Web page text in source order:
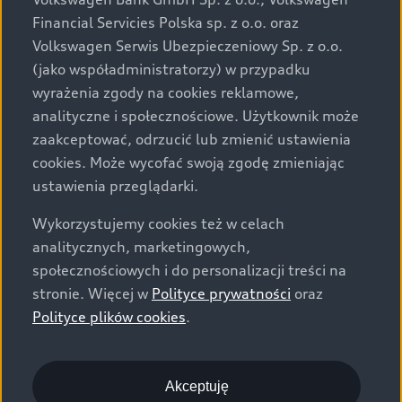
za dopłatą. Wiążące ustalenie ceny, wyposażenia i
specyfikacji pojazdu następują w umowie sprzedaży, a
określenie parametrów technicznych zawiera
świadectwo homologacji typu pojazdu. Zastrzegamy
sobie prawo do zmian i pomyłek. Wszelkie informacje
prezentowane na stronie są aktualne na dzień ich
zamieszczania. W celu uzyskania najnowszych
informacji prosimy kontaktować się z Partnerem Marki
Audi.
Wszystkie produkowane obecnie samochody marki Audi
są wykonywane z materiałów spełniających pod
względem możliwości odzysku i recyklingu wymagania
określone w normie ISO 22628 i są zgodne z
europejskimi świadectwami homologacji wydanymi wg
o.o. podlega obowiązkowi zapewnienia wszystkim
użytkownikom samochodów marki Volkswagen sieci
Financial Servicies Polska sp. z o.o. oraz
Volkswagen Serwis Ubezpieczeniowy Sp. z o.o.
(jako współadministratorzy) w przypadku
wyrażenia zgody na cookies reklamowe,
analityczne i społecznościowe. Użytkownik może
zaakceptować, odrzucić lub zmienić ustawienia
cookies. Może wycofać swoją zgodę zmieniając
ustawienia przeglądarki.
Wykorzystujemy cookies też w celach
analitycznych, marketingowych,
społecznościowych i do personalizacji treści na
stronie. Więcej w Polityce prywatności oraz
Polityce plików cookies.
Akceptuję